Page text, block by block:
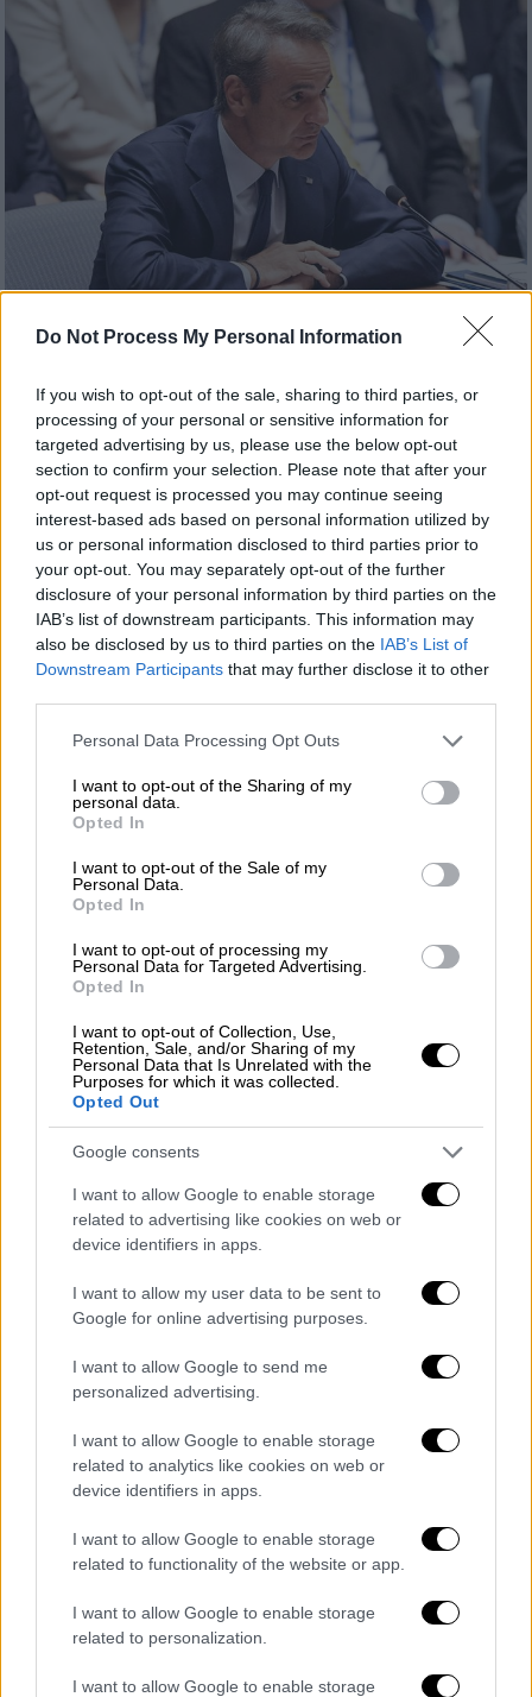
Do Not Process My Personal Information
If you wish to opt-out of the sale, sharing to third parties, or
processing of your personal or sensitive information for
targeted advertising by us, please use the below opt-out
section to confirm your selection. Please note that after your
opt-out request is processed you may continue seeing
interest-based ads based on personal information utilized by
us or personal information disclosed to third parties prior to
your opt-out. You may separately opt-out of the further
disclosure of your personal information by third parties on the
IAB’s list of downstream participants. This information may
also be disclosed by us to third parties on the IAB’s List of
Downstream Participants that may further disclose it to other
Please note that this website/app uses one or more Google
not limited to your visit or usage behaviour. You may click to
grant or deny consent to Google and its third-party tags to
use your data for below specified purposes in below Google
consent section.
Personal Data Processing Opt Outs
I want to opt-out of the Sharing of my
personal data.
Opted In
I want to opt-out of the Sale of my
Personal Data.
Opted In
I want to opt-out of processing my
Personal Data for Targeted Advertising.
Opted In
I want to opt-out of Collection, Use,
Retention, Sale, and/or Sharing of my
Personal Data that Is Unrelated with the
Purposes for which it was collected.
Opted Out
Google consents
I want to allow Google to enable storage
related to advertising like cookies on web or
device identifiers in apps.
I want to allow my user data to be sent to
Google for online advertising purposes.
I want to allow Google to send me
personalized advertising.
I want to allow Google to enable storage
related to analytics like cookies on web or
device identifiers in apps.
I want to allow Google to enable storage
related to functionality of the website or app.
I want to allow Google to enable storage
related to personalization.
I want to allow Google to enable storage
Επικοινωνία Μητσοτάκη - Αμπάς για τη
Γάζα: Ανάγκη κατάπαυσης του πυρός και
λύσης δύο κρατών
Ο πρωθυπουργός εξέφρασε τη βαθιά
ανησυχία του για την ανθρωπιστική
καταστροφή στη Γάζα
Κόσμος|21.06.2025 11:00
«Η Νάκμπα δεν ανήκει στο παρελθόν -
Είναι το παρόν που συνεχίζει να
συμβαίνει και να οξύνεται»
Το ethnos.gr συνομίλησε με τη
διδακτόρισσα Πολιτικής Επιστήμης και
Διεθνών Σχέσεων, Ζακία Άκρα, για την
ιστορική συνέχεια του παλαιστινιακού
τραύματος, τον (απονομιμοποιημένο) ρόλο
των εποίκων στη Δυτική Όχθη, αλλά και την
αραβική «αμηχανία»